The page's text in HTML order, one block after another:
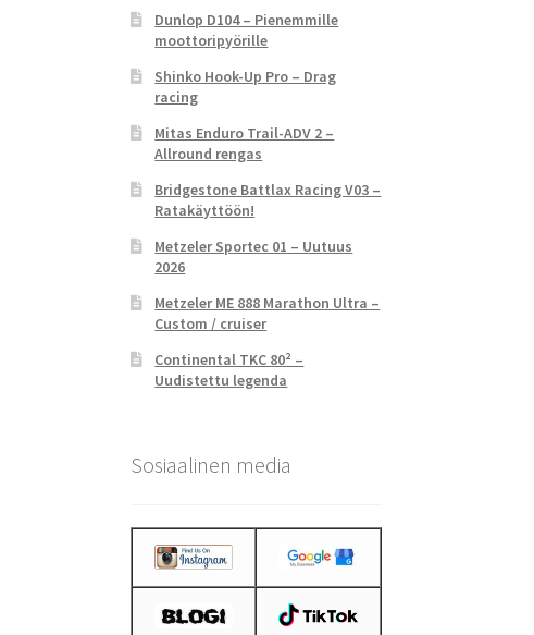
Dunlop D104 – Pienemmille
moottoripyörille
Shinko Hook-Up Pro – Drag
racing
Mitas Enduro Trail-ADV 2 –
Allround rengas
Bridgestone Battlax Racing V03 –
Ratakäyttöön!
Metzeler Sportec 01 – Uutuus
2026
Metzeler ME 888 Marathon Ultra –
Custom / cruiser
Continental TKC 80² –
Uudistettu legenda
Sosiaalinen media